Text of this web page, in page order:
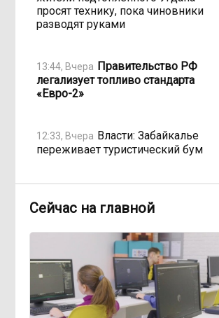
просят технику, пока чиновники
разводят руками
13:44, Вчера Правительство РФ
легализует топливо стандарта
«Евро-2»
12:33, Вчера Власти: Забайкалье
переживает туристический бум
регионов индексация прошла с 1
задержало повышение зарплат
бюджетникам
10:16, Вчера
В Каларском округе
подрядчик и чиновник попали под
уголовные дела
Сейчас на главной